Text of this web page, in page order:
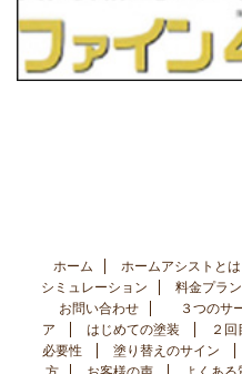
ホーム ホームアシストとは
シミュレーション
料金プラン
お問い合わせ
３つのサ
ア
はじめての塗装 ２
必要性
塗り替えのサイン